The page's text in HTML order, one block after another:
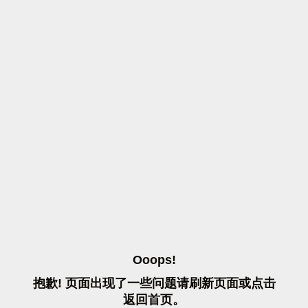
OOOPS!
抱歉! 页面出现了一些问题请刷 新页面或点击
返 回首页。